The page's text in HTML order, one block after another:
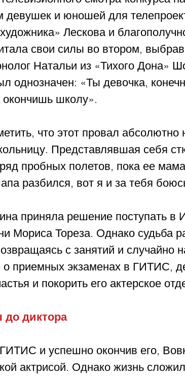
девушек и юношей для
Лескова и
свои силы во втором,
Натальи из «Тихого Дона»
однозначен: «Ты девочка,
окончишь школу».
что этот провал абсолютно
Представлявшая себя
пробных полетов, пока ее мама
разбился, вот я и за тебя
приняла решение поступать в
Мориса Тореза. Однако судьба
с занятий и случайно
о приемных экзаменах в ГИТИС,
и покорить его актерское
до диктора
и успешно окончив его,
актрисой. Однако жизнь